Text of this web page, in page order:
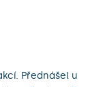
Přednášel u